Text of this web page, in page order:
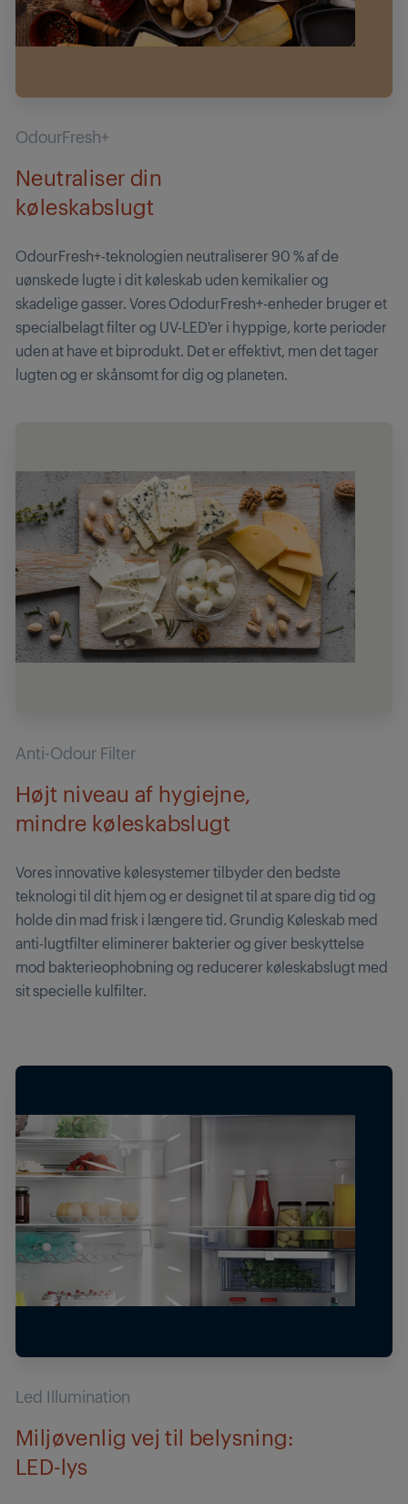
OdourFresh+
Neutraliser din
køleskabslugt
OdourFresh+-teknologien neutraliserer 90 % af de
uønskede lugte i dit køleskab uden kemikalier og
skadelige gasser. Vores OdodurFresh+-enheder bruger et
specialbelagt filter og UV-LED'er i hyppige, korte perioder
uden at have et biprodukt. Det er effektivt, men det tager
lugten og er skånsomt for dig og planeten.
Anti-Odour Filter
Højt niveau af hygiejne,
mindre køleskabslugt
Vores innovative kølesystemer tilbyder den bedste
teknologi til dit hjem og er designet til at spare dig tid og
holde din mad frisk i længere tid. Grundig Køleskab med
anti-lugtfilter eliminerer bakterier og giver beskyttelse
mod bakterieophobning og reducerer køleskabslugt med
sit specielle kulfilter.
Led Illumination
Miljøvenlig vej til belysning:
LED-lys